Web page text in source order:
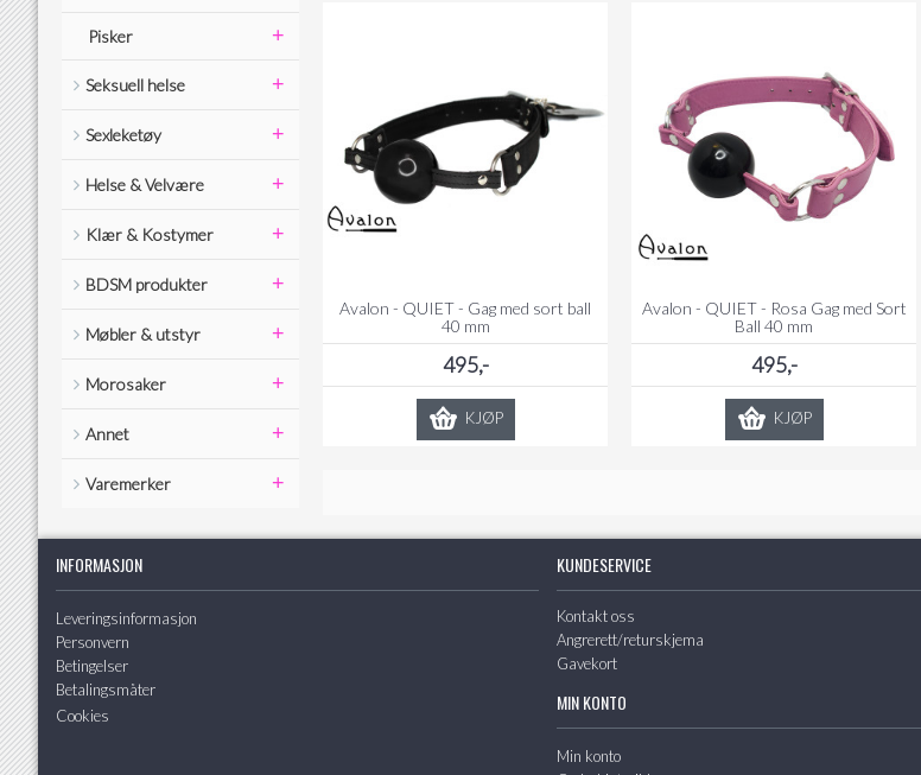
Pisker +
Seksuell helse +
Sexleketøy +
Helse & Velvære +
Klær & Kostymer +
BDSM produkter +
Møbler & utstyr +
Morosaker +
Annet +
Varemerker +
Avalon - QUIET - Gag med sort ball
40 mm
495,-
KJØP
Avalon - QUIET - Rosa Gag med Sort
Ball 40 mm
495,-
KJØP
INFORMASJON
Leveringsinformasjon
Personvern
Betingelser
Betalingsmåter
Cookies
KUNDESERVICE
Kontakt oss
Angrerett/returskjema
Gavekort
MIN KONTO
Min konto